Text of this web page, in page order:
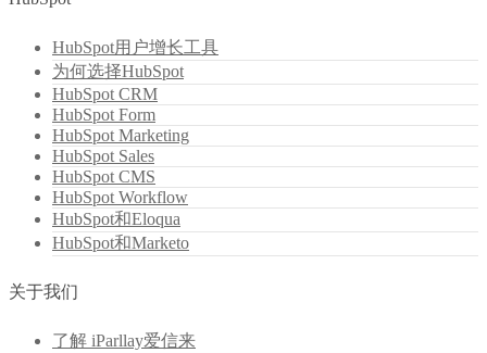
HubSpot用户增长工具
为何选择HubSpot
HubSpot CRM
HubSpot Form
HubSpot Marketing
HubSpot Sales
HubSpot CMS
HubSpot Workflow
HubSpot和Eloqua
HubSpot和Marketo
关于我们
了解 iParllay爱信来